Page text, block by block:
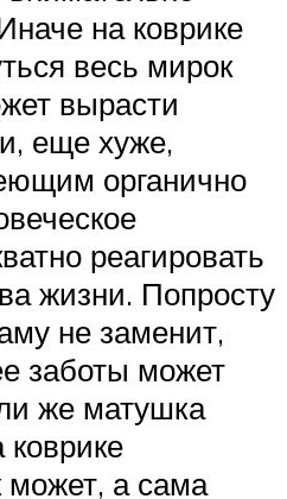
на коврике
весь мирок
вырасти
еще хуже,
органично
реагировать
жизни. Попросту
не заменит,
заботы может
же матушка
коврике
может, а сама